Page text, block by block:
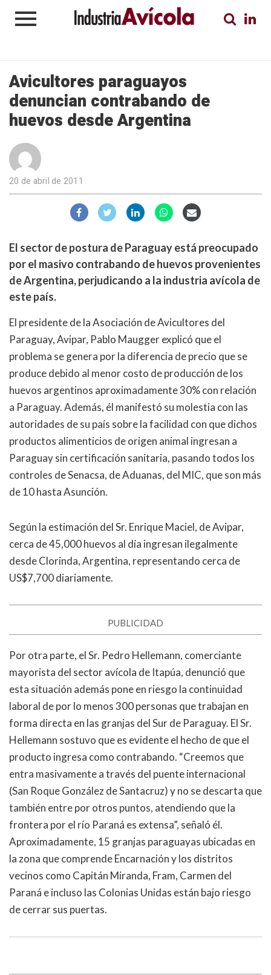
Avicultores paraguayos
denuncian contrabando de
huevos desde Argentina
20 de abril de 2011
El sector de postura de Paraguay está preocupado
por el masivo contrabando de huevos provenientes
de Argentina, perjudicando a la industria avícola de
este país.
El presidente de la Asociación de Avicultores del
Paraguay, Avipar, Pablo Maugger explicó que el
problema se genera por la diferencia de precio que se
produce debido al menor costo de producción de los
huevos argentinos aproximadamente 30% con relación
a Paraguay. Además, él manifestó su molestia con las
autoridades de su país sobre la facilidad con que dichos
productos alimenticios de origen animal ingresan a
Paraguay sin certificación sanitaria, pasando todos los
controles de Senacsa, de Aduanas, del MIC, que son más
de 10 hasta Asunción.
Según la estimación del Sr. Enrique Maciel, de Avipar,
cerca de 45,000 huevos al día ingresan ilegalmente
desde Clorinda, Argentina, representando cerca de
US$7,700 diariamente.
PUBLICIDAD
Por otra parte, el Sr. Pedro Hellemann, comerciante
mayorista del sector avícola de Itapúa, denunció que
esta situación además pone en riesgo la continuidad
laboral de por lo menos 300 personas que trabajan en
forma directa en las granjas del Sur de Paraguay. El Sr.
Hellemann sostuvo que es evidente el hecho de que el
producto ingresa como contrabando. “Creemos que
entra masivamente a través del puente internacional
(San Roque González de Santacruz) y no se descarta que
también entre por otros puntos, atendiendo que la
frontera por el río Paraná es extensa”, señaló él.
Aproximadamente, 15 granjas paraguayas ubicadas en
la zona que comprende Encarnación y los distritos
vecinos como Capitán Miranda, Fram, Carmen del
Paraná e incluso las Colonias Unidas están bajo riesgo
de cerrar sus puertas.